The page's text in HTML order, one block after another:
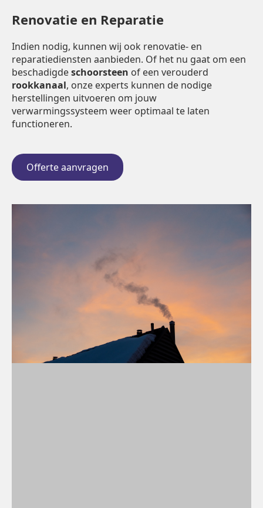
Renovatie en Reparatie
Indien nodig, kunnen wij ook renovatie- en
reparatiediensten aanbieden. Of het nu gaat om een
beschadigdeschoorsteen of een verouderd
rookkanaal, onze experts kunnen de nodige
herstellingen uitvoeren om jouw
verwarmingssysteem weer optimaal te laten
functioneren.
Offerte aanvragen